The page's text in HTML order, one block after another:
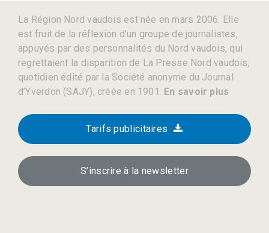
La Région Nord vaudois est née en mars 2006. Elle
est fruit de la réflexion d’un groupe de journalistes,
appuyés par des personnalités du Nord vaudois, qui
regrettaient la disparition de La Presse Nord vaudois,
quotidien édité par la Société anonyme du Journal
d’Yverdon (SAJY), créée en 1901. En savoir plus
Tarifs publicitaires
S’inscrire à la newsletter